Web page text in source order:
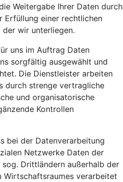
Weitergabe Ihrer Daten durch
Erfüllung einer rechtlichen
wir unterliegen.
uns im Auftrag Daten
sorgfältig ausgewählt und
Die Dienstleister arbeiten
durch strenge vertragliche
und organisatorische
Kontrollen
bei der Datenverarbeitung
Netzwerke Daten der
Drittländern außerhalb der
Wirtschaftsraumes verarbeitet